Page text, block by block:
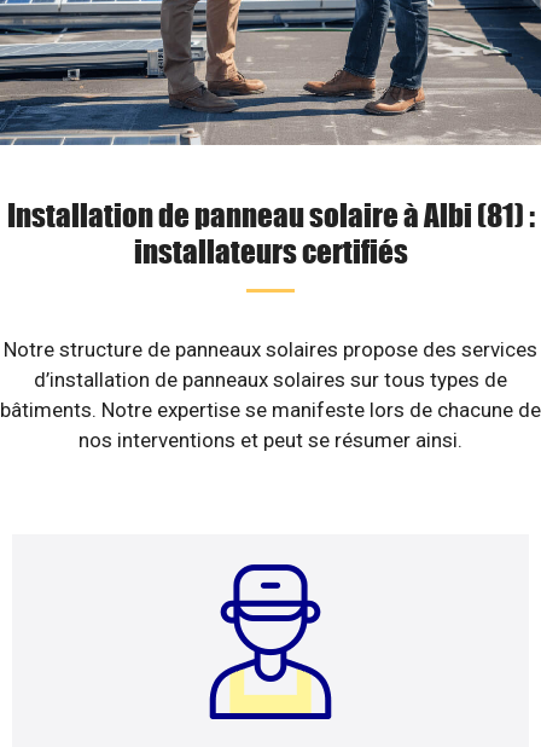
Installation de panneau solaire à Albi (81) :
installateurs certifiés
Notre structure de panneaux solaires propose des services
d’installation de panneaux solaires sur tous types de
bâtiments. Notre expertise se manifeste lors de chacune de
nos interventions et peut se résumer ainsi.